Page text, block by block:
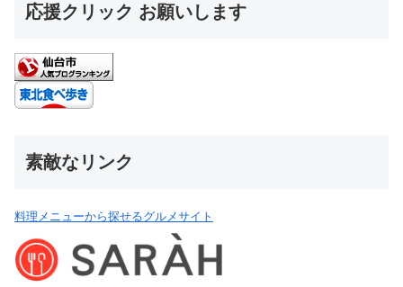
応援クリック お願いします
素敵なリンク
料理メニューから探せるグルメサイト